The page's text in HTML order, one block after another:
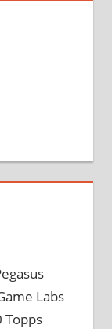
Labs
Topps